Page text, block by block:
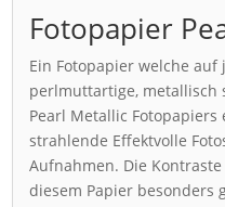
Fotopapier
Ein Fotopapier welche
perlmuttartige, metallisch
Pearl Metallic
strahlende Effektvolle
Aufnahmen. Die
diesem Papier besonders